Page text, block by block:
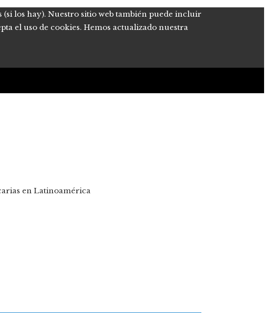
los hay). Nuestro sitio web también puede incluir
el uso de cookies. Hemos actualizado nuestra
en Latinoamérica